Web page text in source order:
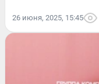
26 июня, 2025, 15:45